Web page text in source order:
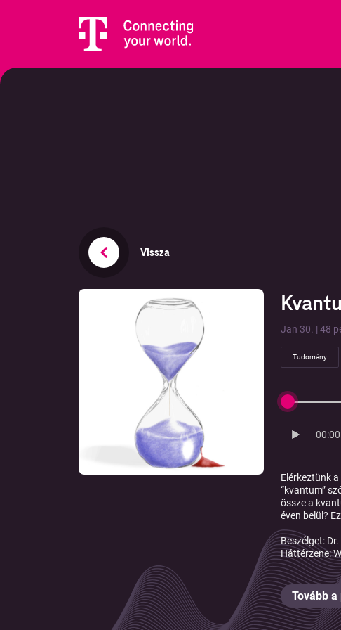
Vissza
Jan 30. | 48
Tudomány
Elérkeztünk
“kvantum”
össze a
éven belül?
Beszélget:
Háttérzene:
Tovább